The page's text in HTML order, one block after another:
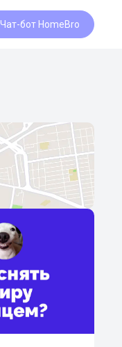
Чат-бот HomeBro